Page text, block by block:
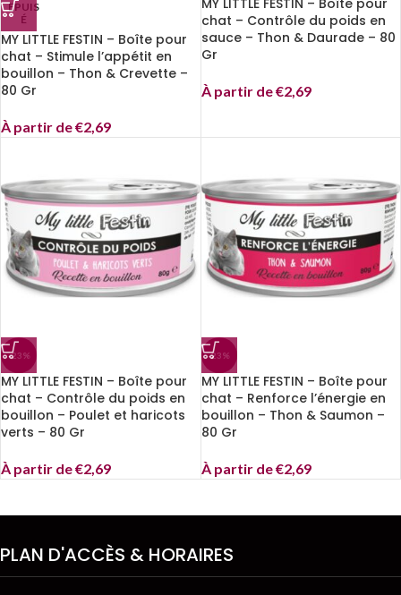
EPUIS
É
MY LITTLE FESTIN – Boîte pour
chat – Stimule l’appétit en
bouillon – Thon & Crevette –
80 Gr
À partir de€2,69
MY LITTLE FESTIN – Boîte pour
chat – Contrôle du poids en
sauce – Thon & Daurade – 80
Gr
À partir de€2,69
-23%
MY LITTLE FESTIN – Boîte pour
chat – Contrôle du poids en
bouillon – Poulet et haricots
verts – 80 Gr
À partir de€2,69
-23%
MY LITTLE FESTIN – Boîte pour
chat – Renforce l’énergie en
bouillon – Thon & Saumon –
80 Gr
À partir de€2,69
PLAN D'ACCÈS & HORAIRES